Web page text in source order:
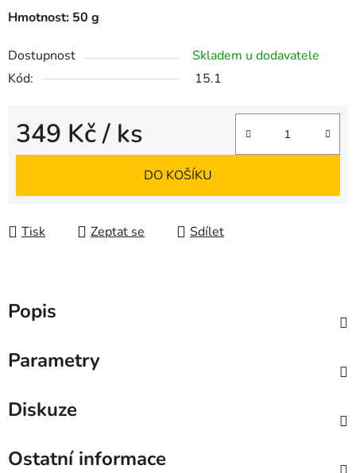
Hmotnost: 50 g
Dostupnost
Skladem u dodavatele
Kód:
15.1
349 Kč/ ks
Měrná cena:
DO KOŠÍKU
Tisk Zeptat se Sdílet
Popis
Parametry
Diskuze
Ostatní informace